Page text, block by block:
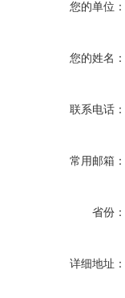
您的单位：
您的姓名：
联系电话：
常用邮箱：
省份：
详细地址：